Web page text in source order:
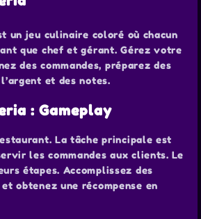
un jeu culinaire coloré où chacun
que chef et gérant. Gérez votre
des commandes, préparez des
et des notes.
: Gameplay
La tâche principale est
les commandes aux clients. Le
étapes. Accomplissez des
obtenez une récompense en